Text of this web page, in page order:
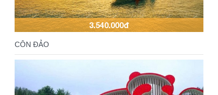
3.540.000đ
CÔN ĐẢO